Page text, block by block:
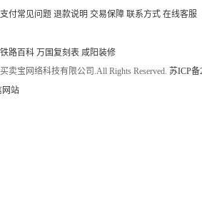
支付常见问题 退款说明 交易保障 联系方式 在线客服
铁路百科 万国复刻表 咸阳装修
卖宝网络科技有限公司.All Rights Reserved. 苏ICP备